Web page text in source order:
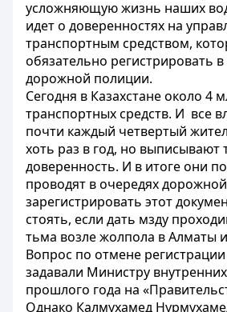
усложняющую жизнь наших
идет о доверенностях на
транспортным средством,
обязательно регистрировать в
дорожной полиции.
Сегодня в Казахстане около 4
транспортных средств. И все
почти каждый четвертый
хоть раз в год, но выписывают
доверенность. И в итоге они
проводят в очередях
зарегистрировать этот
стоять, если дать мзду
тьма возле жолпола в Алматы
Вопрос по отмене
задавали Министру
прошлого года на
Однако Калмухамед